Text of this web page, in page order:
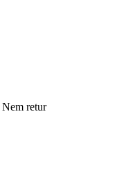
Nem retur